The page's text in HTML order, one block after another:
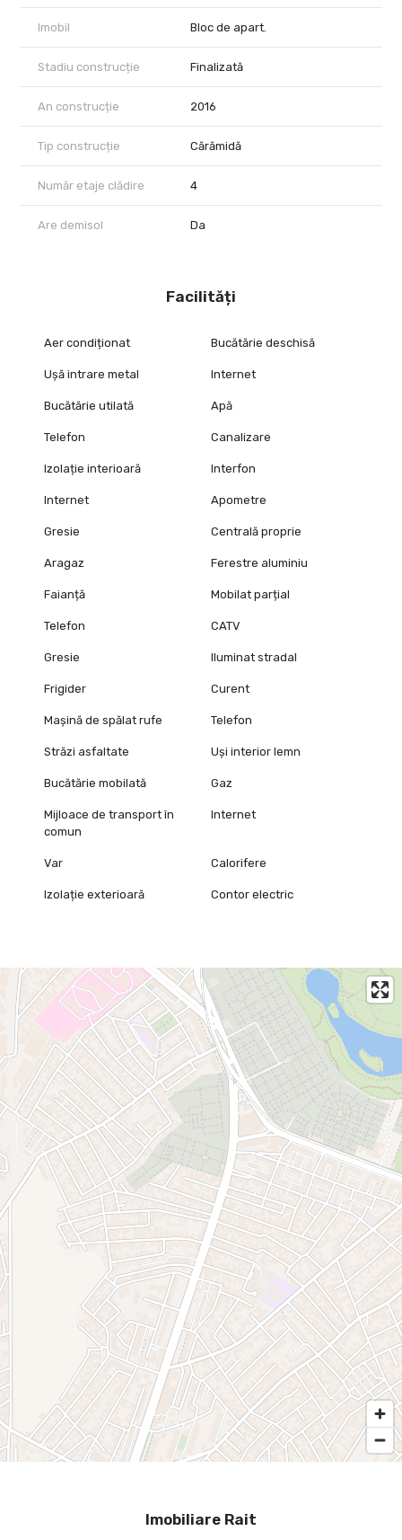
Imobil Bloc de apart.
Stadiu construcție Finalizată
An construcție 2016
Tip construcție Cărămidă
Număr etaje clădire 4
Are demisol Da
Facilități
Aer condiționat Bucătărie deschisă
Ușă intrare metal Internet
Bucătărie utilată Apă
Telefon Canalizare
Izolație interioară Interfon
Internet Apometre
Gresie Centrală proprie
Aragaz Ferestre aluminiu
Faianță Mobilat parțial
Telefon CATV
Gresie Iluminat stradal
Frigider Curent
Mașină de spălat rufe Telefon
Străzi asfaltate Uși interior lemn
Bucătărie mobilată Gaz
Mijloace de transport în
comun
Internet
Var Calorifere
Izolație exterioară Contor electric
Imobiliare Rait